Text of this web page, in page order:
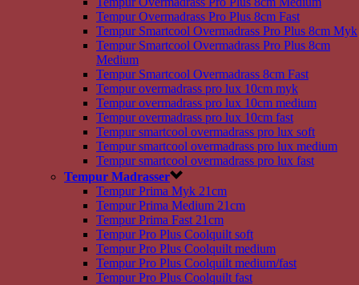
Tempur Overmadrass Pro Plus 8cm Fast
Tempur Smartcool Overmadrass Pro Plus 8cm Myk
Tempur Smartcool Overmadrass Pro Plus 8cm
Medium
Tempur Smartcool Overmadrass 8cm Fast
Tempur overmadrass pro lux 10cm myk
Tempur overmadrass pro lux 10cm medium
Tempur overmadrass pro lux 10cm fast
Tempur smartcool overmadrass pro lux soft
Tempur smartcool overmadrass pro lux medium
Tempur smartcool overmadrass pro lux fast
Tempur Madrasser
Tempur Prima Myk 21cm
Tempur Prima Medium 21cm
Tempur Prima Fast 21cm
Tempur Pro Plus Coolquilt soft
Tempur Pro Plus Coolquilt medium
Tempur Pro Plus Coolquilt medium/fast
Tempur Pro Plus Coolquilt fast